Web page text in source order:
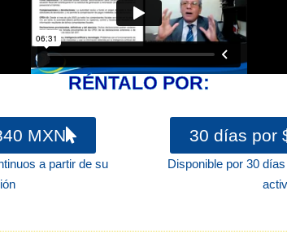
RÉNTALO POR:
MXN
a partir de su
30 días por
Disponible por 30